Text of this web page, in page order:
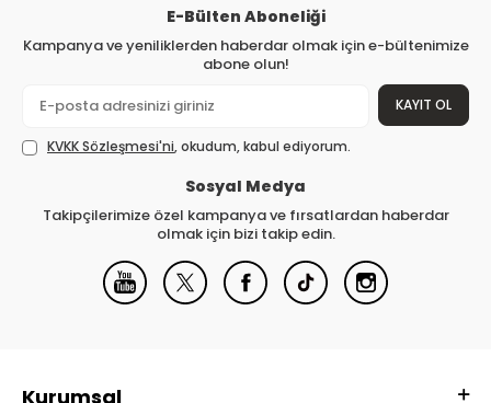
E-Bülten Aboneliği
Kampanya ve yeniliklerden haberdar olmak için e-bültenimize
abone olun!
KAYIT OL
KVKK Sözleşmesi'ni, okudum, kabul ediyorum.
Sosyal Medya
Takipçilerimize özel kampanya ve fırsatlardan haberdar
olmak için bizi takip edin.
Kurumsal